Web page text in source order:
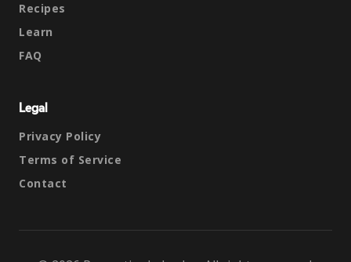
Recipes
Learn
FAQ
Legal
Privacy Policy
Terms of Service
Contact